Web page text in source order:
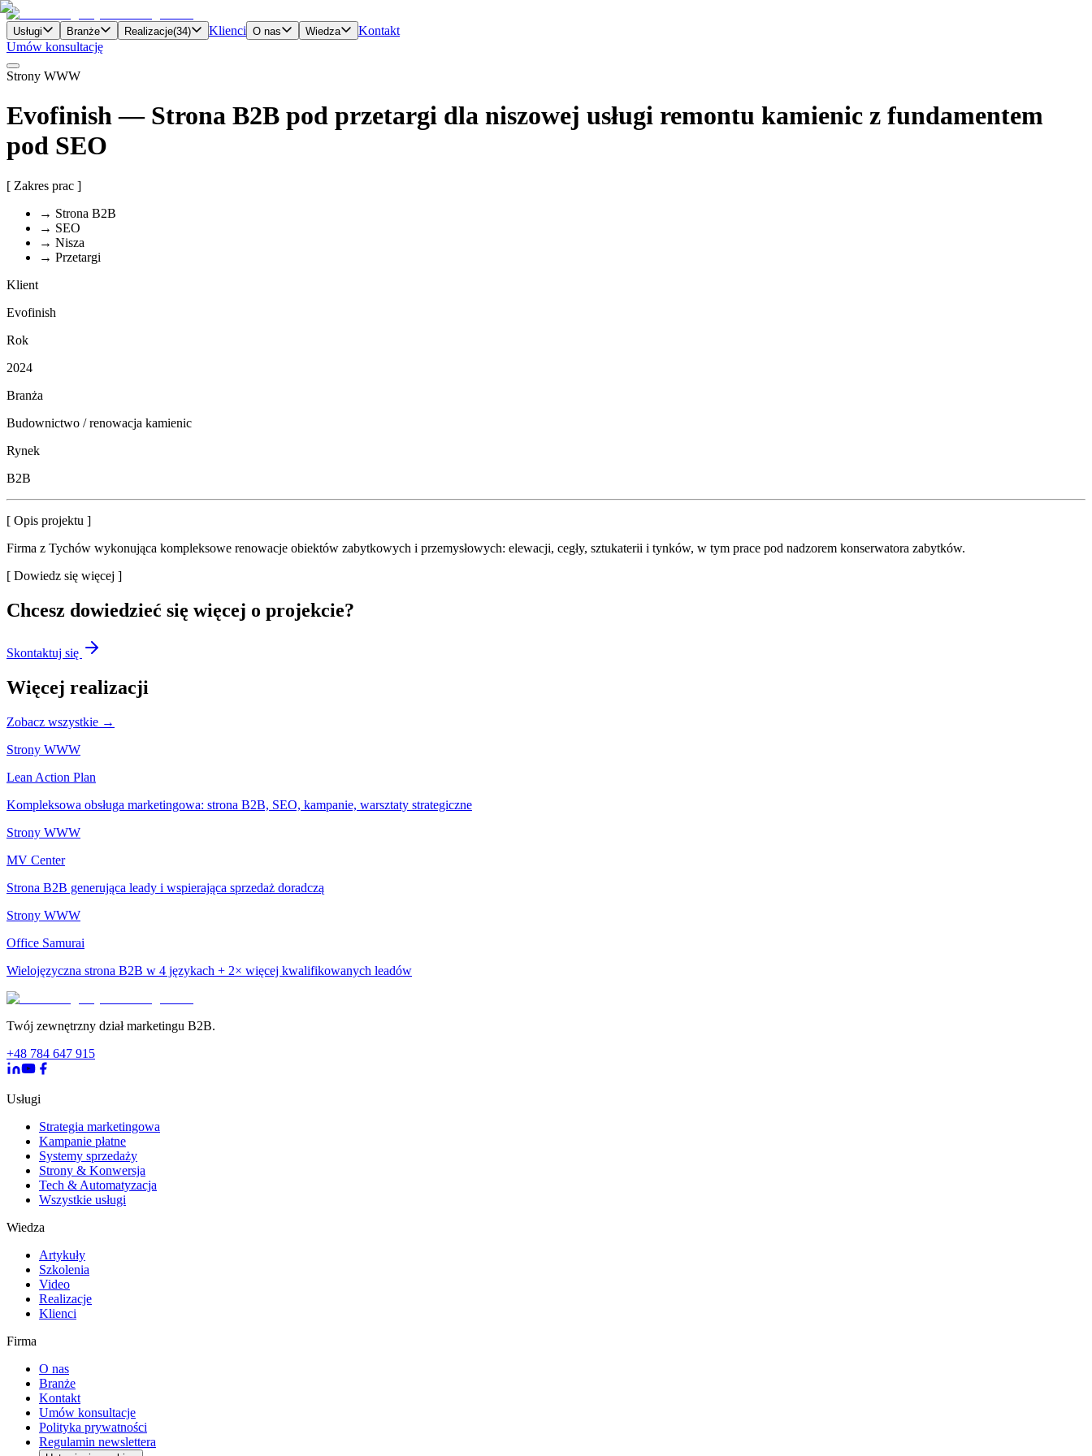
Usługi Branże Realizacje(34) Klienci O nas Wiedza
Kontakt
Umów konsultację
Strony WWW
Evofinish— Strona B2B pod przetargi dla niszowej usługi remontu kamienic z fundamentem
pod SEO
[ Zakres prac ]
→ Strona B2B
→ SEO
→ Nisza
→ Przetargi
Klient
Evofinish
Rok
2024
Branża
Budownictwo / renowacja kamienic
Rynek
B2B
[ Opis projektu ]
Firma z Tychów wykonująca kompleksowe renowacje obiektów zabytkowych i przemysłowych: elewacji, cegły, sztukaterii i tynków, w tym prace pod nadzorem konserwatora zabytków.
[ Dowiedz się więcej ]
Chcesz dowiedzieć się więcej o projekcie?
Skontaktuj się
Więcej realizacji
Zobacz wszystkie →
Strony WWW
Lean Action Plan
Kompleksowa obsługa marketingowa: strona B2B, SEO, kampanie, warsztaty strategiczne
Strony WWW
MV Center
Strona B2B generująca leady i wspierająca sprzedaż doradczą
Strony WWW
Office Samurai
Wielojęzyczna strona B2B w 4 językach + 2× więcej kwalifikowanych leadów
Twój zewnętrzny dział marketingu B2B.
+48 784 647 915
Usługi
Strategia marketingowa
Kampanie płatne
Systemy sprzedaży
Strony & Konwersja
Tech & Automatyzacja
Wszystkie usługi
Wiedza
Artykuły
Szkolenia
Video
Realizacje
Klienci
Firma
O nas
Branże
Kontakt
Umów konsultacje
Polityka prywatności
Regulamin newslettera